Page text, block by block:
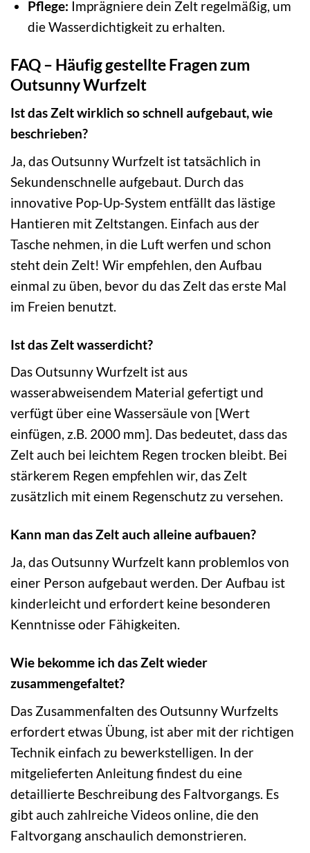
Pflege: Imprägniere dein Zelt regelmäßig, um
die Wasserdichtigkeit zu erhalten.
FAQ – Häufig gestellte Fragen zum
Outsunny Wurfzelt
Ist das Zelt wirklich so schnell aufgebaut, wie
beschrieben?
Ja, das Outsunny Wurfzelt ist tatsächlich in
Sekundenschnelle aufgebaut. Durch das
innovative Pop-Up-System entfällt das lästige
Hantieren mit Zeltstangen. Einfach aus der
Tasche nehmen, in die Luft werfen und schon
steht dein Zelt! Wir empfehlen, den Aufbau
einmal zu üben, bevor du das Zelt das erste Mal
im Freien benutzt.
Ist das Zelt wasserdicht?
Das Outsunny Wurfzelt ist aus
wasserabweisendem Material gefertigt und
verfügt über eine Wassersäule von [Wert
einfügen, z.B. 2000 mm]. Das bedeutet, dass das
Zelt auch bei leichtem Regen trocken bleibt. Bei
stärkerem Regen empfehlen wir, das Zelt
zusätzlich mit einem Regenschutz zu versehen.
Kann man das Zelt auch alleine aufbauen?
Ja, das Outsunny Wurfzelt kann problemlos von
einer Person aufgebaut werden. Der Aufbau ist
kinderleicht und erfordert keine besonderen
Kenntnisse oder Fähigkeiten.
Wie bekomme ich das Zelt wieder
zusammengefaltet?
Das Zusammenfalten des Outsunny Wurfzelts
erfordert etwas Übung, ist aber mit der richtigen
Technik einfach zu bewerkstelligen. In der
mitgelieferten Anleitung findest du eine
detaillierte Beschreibung des Faltvorgangs. Es
gibt auch zahlreiche Videos online, die den
Faltvorgang anschaulich demonstrieren.